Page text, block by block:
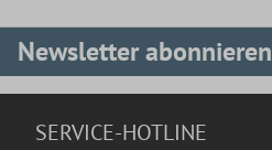
Newsletter abonnieren
SERVICE-HOTLINE